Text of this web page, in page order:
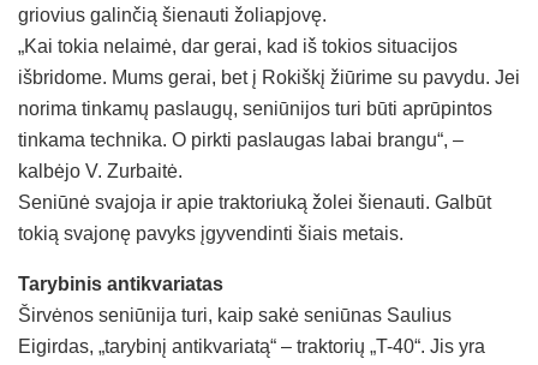
griovius galinčią šienauti žoliapjovę.
„Kai tokia nelaimė, dar gerai, kad iš tokios situacijos
išbridome. Mums gerai, bet į Rokiškį žiūrime su pavydu. Jei
norima tinkamų paslaugų, seniūnijos turi būti aprūpintos
tinkama technika. O pirkti paslaugas labai brangu“, –
kalbėjo V. Zurbaitė.
Seniūnė svajoja ir apie traktoriuką žolei šienauti. Galbūt
tokią svajonę pavyks įgyvendinti šiais metais.
Tarybinis antikvariatas
Širvėnos seniūnija turi, kaip sakė seniūnas Saulius
Eigirdas, „tarybinį antikvariatą“ – traktorių „T-40“. Jis yra